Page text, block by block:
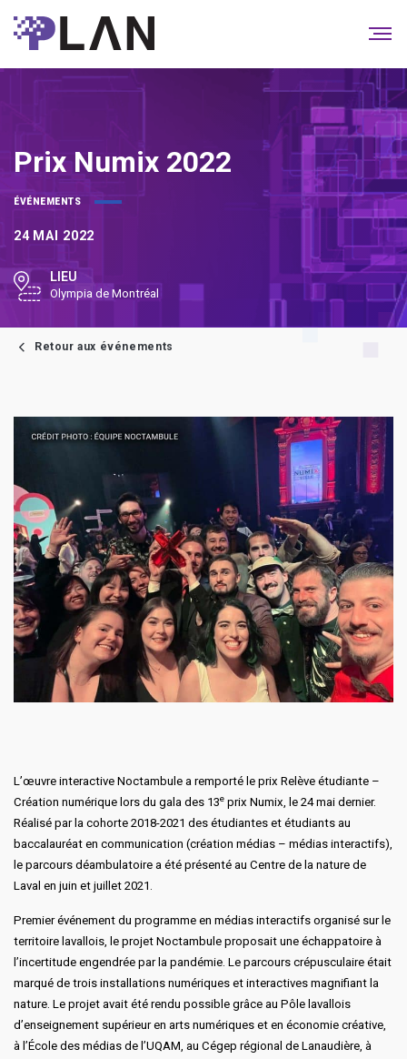
retour aux événements
Prix Numix 2022
ÉVÉNEMENTS
24 MAI 2022
LIEU
Olympia de Montréal
L’œuvre interactive Noctambule a remporté le prix Relève étudiante –
Création numérique lors du gala des 13e prix Numix, le 24 mai dernier.
Réalisé par la cohorte 2018-2021 des étudiantes et étudiants au
baccalauréat en communication (création médias – médias interactifs),
le parcours déambulatoire a été présenté au Centre de la nature de
Laval en juin et juillet 2021.
Premier événement du programme en médias interactifs organisé sur le
territoire lavallois, le projet Noctambule proposait une échappatoire à
l’incertitude engendrée par la pandémie. Le parcours crépusculaire était
marqué de trois installations numériques et interactives magnifiant la
nature. Le projet avait été rendu possible grâce au Pôle lavallois
d’enseignement supérieur en arts numériques et en économie créative,
à l’École des médias de l’UQAM, au Cégep régional de Lanaudière, à